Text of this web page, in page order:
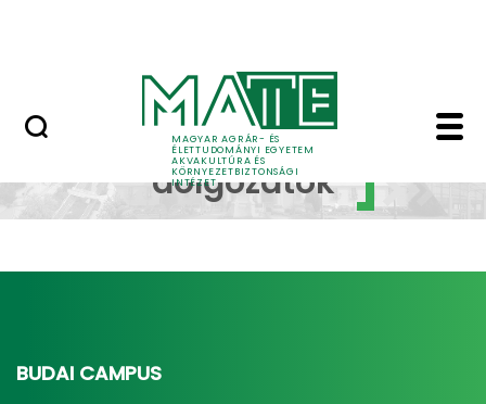
MAGYAR AGRÁR- ÉS
ÉLETTUDOMÁNYI EGYETEM
AKVAKULTÚRA ÉS
KÖRNYEZETBIZTONSÁGI
INTÉZET
BSc-dolgozatok -
BSc-
dolgozatok
BUDAI CAMPUS